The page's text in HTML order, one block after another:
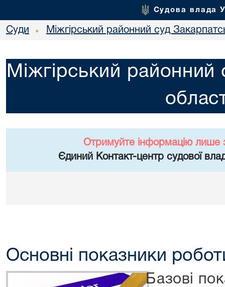
Судова влада
Суди • Міжгірський районний суд
Міжгірський районний
Отримуйте інформацію лише
Єдиний Контакт-центр судової
Основні показники
Базові